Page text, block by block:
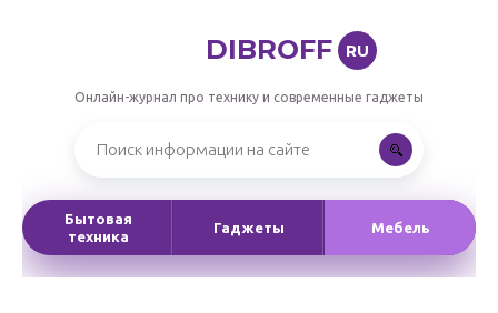
DIBROFF RU
Онлайн-журнал про технику и современные гаджеты
Бытовая
техника
Гаджеты Мебель